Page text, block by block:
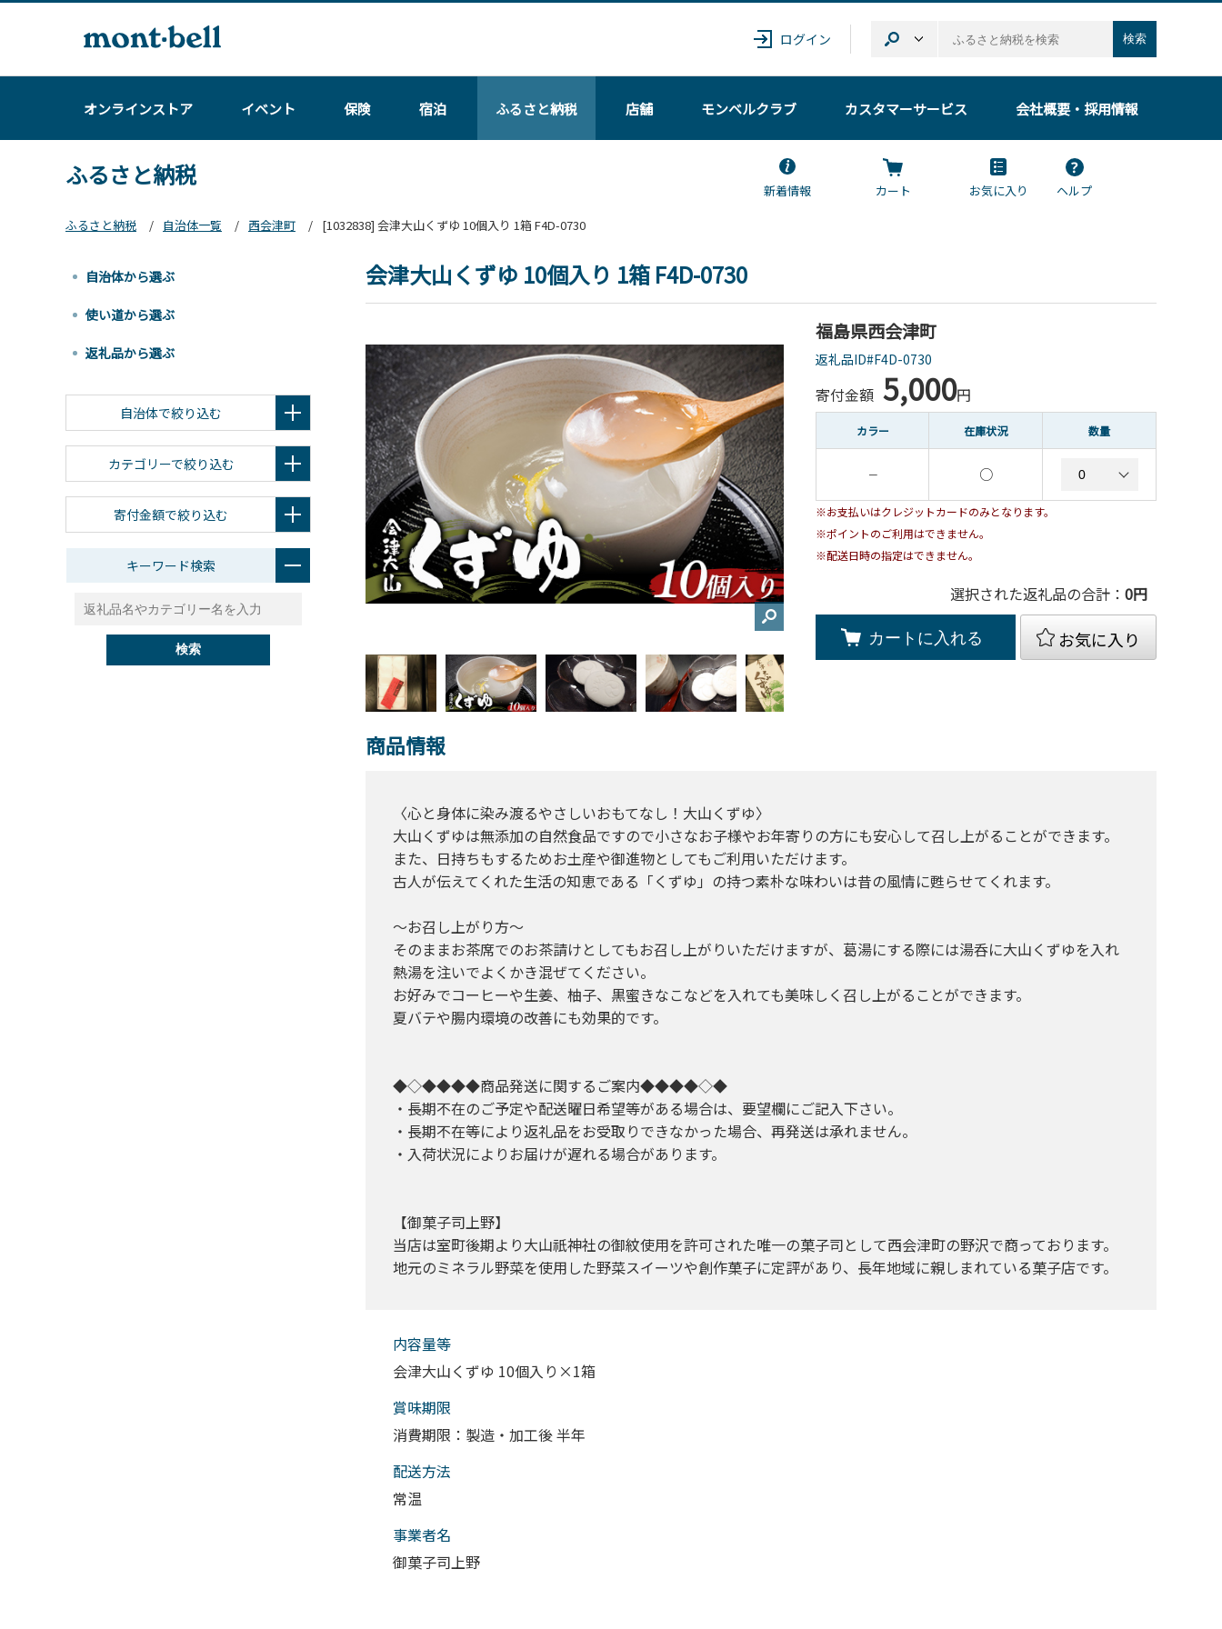
ログイン 検索
オンラインストア イベント 保険 宿泊 ふるさと納税 店舗 モンベルクラブ カスタマーサービス 会社概要・採用情報
ふるさと納税
新着情報 カート お気に入り
ヘルプ
ふるさと納税
自治体一覧 西会津町 [1032838] 会津大山くずゆ 10個入り 1箱 F4D-0730
会津大山くずゆ 10個入り 1箱 F4D-0730
福島県西会津町
返礼品ID#F4D-0730
寄付金額 5,000円
カラー 在庫状況 数量
－ ○
※お支払いはクレジットカードのみとなります。
※ポイントのご利用はできません。
※配送日時の指定はできません。
選択された返礼品の合計： 0円
カートに入れる お気に入り
商品情報
〈心と身体に染み渡るやさしいおもてなし！大山くずゆ〉
大山くずゆは無添加の自然食品ですので小さなお子様やお年寄りの方にも安心して召し上がることができます。
また、日持ちもするためお土産や御進物としてもご利用いただけます。
古人が伝えてくれた生活の知恵である「くずゆ」の持つ素朴な味わいは昔の風情に甦らせてくれます。
～お召し上がり方～
そのままお茶席でのお茶請けとしてもお召し上がりいただけますが、葛湯にする際には湯呑に大山くずゆを入れ
熱湯を注いでよくかき混ぜてください。
お好みでコーヒーや生姜、柚子、黒蜜きなこなどを入れても美味しく召し上がることができます。
夏バテや腸内環境の改善にも効果的です。
◆◇◆◆◆◆商品発送に関するご案内◆◆◆◆◇◆
・長期不在のご予定や配送曜日希望等がある場合は、要望欄にご記入下さい。
・長期不在等により返礼品をお受取りできなかった場合、再発送は承れません。
・入荷状況によりお届けが遅れる場合があります。
【御菓子司上野】
当店は室町後期より大山祇神社の御紋使用を許可された唯一の菓子司として西会津町の野沢で商っております。
地元のミネラル野菜を使用した野菜スイーツや創作菓子に定評があり、長年地域に親しまれている菓子店です。
内容量等
会津大山くずゆ 10個入り×1箱
賞味期限
消費期限：製造・加工後 半年
配送⽅法
常温
事業者名
御菓子司上野
自治体から選ぶ
使い道から選ぶ
返礼品から選ぶ
自治体で絞り込む
カテゴリーで絞り込む
寄付金額で絞り込む
キーワード検索
検索